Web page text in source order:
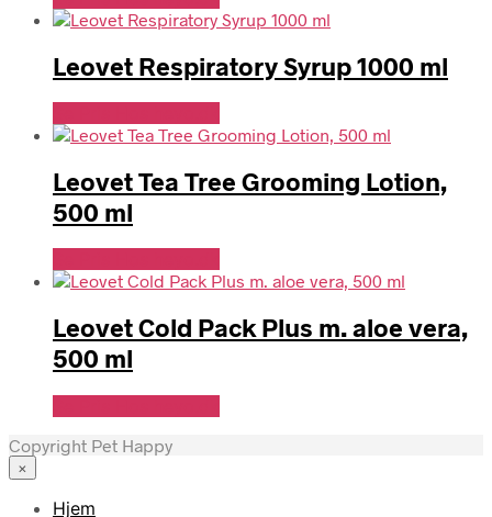
Leovet Respiratory Syrup 1000 ml
Leovet Tea Tree Grooming Lotion,
500 ml
Leovet Cold Pack Plus m. aloe vera,
500 ml
Copyright Pet Happy
×
Hjem